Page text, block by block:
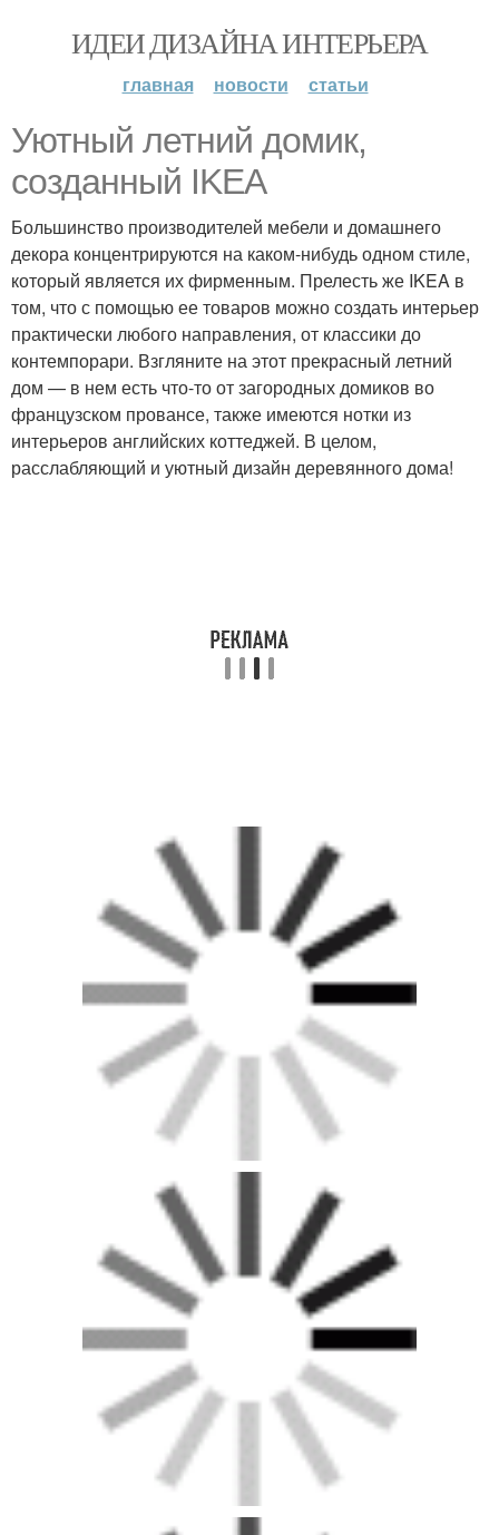
ИДЕИ ДИЗАЙНА ИНТЕРЬЕРА
главная новости статьи
Уютный летний домик,
созданный IKEA
Большинство производителей мебели и домашнего
декора концентрируются на каком-нибудь одном стиле,
который является их фирменным. Прелесть же IKEA в
том, что с помощью ее товаров можно создать интерьер
практически любого направления, от классики до
контемпорари. Взгляните на этот прекрасный летний
дом — в нем есть что-то от загородных домиков во
французском провансе, также имеются нотки из
интерьеров английских коттеджей. В целом,
расслабляющий и уютный дизайн деревянного дома!